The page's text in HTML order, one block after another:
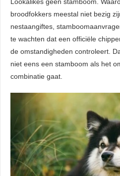
broodfokkers meestal niet bezig
nestaangiftes,
te wachten dat een officiële
de omstandigheden controleert.
niet eens een stamboom als het
combinatie gaat.